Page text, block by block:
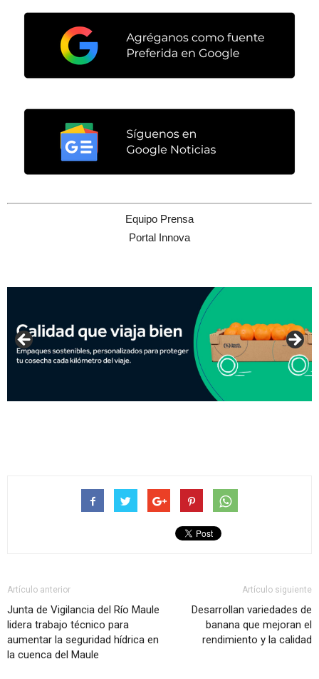
Equipo Prensa
Portal Innova
Artículo anterior
Junta de Vigilancia del Río Maule
lidera trabajo técnico para
aumentar la seguridad hídrica en
la cuenca del Maule
Artículo siguiente
Desarrollan variedades de
banana que mejoran el
rendimiento y la calidad